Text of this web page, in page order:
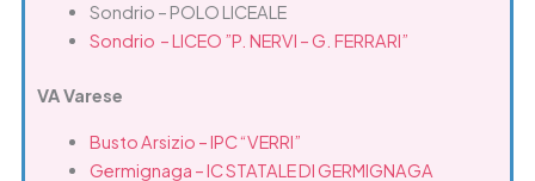
Sondrio – POLO LICEALE
Sondrio – LICEO ”P. NERVI – G. FERRARI”
VA Varese
Busto Arsizio – IPC “VERRI”
Germignaga – IC STATALE DI GERMIGNAGA